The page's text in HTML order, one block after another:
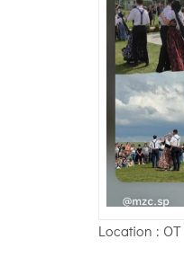
Location :